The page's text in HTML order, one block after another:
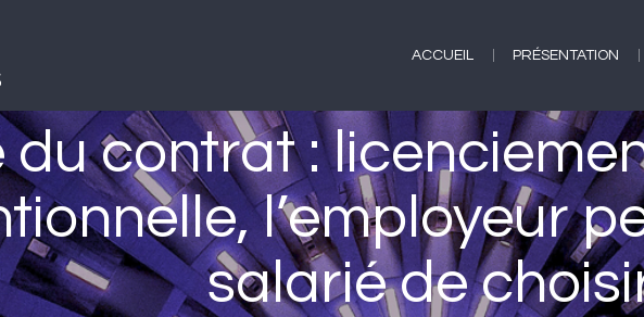
ACCUEIL PRÉSENTATION
du contrat :
l’employeur
salarié de
Vous êtes ici :